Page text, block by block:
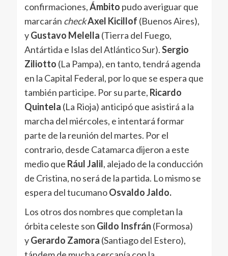
confirmaciones,Ámbito pudo averiguar que
marcarán checkAxel Kicillof (Buenos Aires),
yGustavo Melella (Tierra del Fuego,
Antártida e Islas del Atlántico Sur).Sergio
Ziliotto (La Pampa), en tanto, tendrá agenda
en la Capital Federal, por lo que se espera que
también participe. Por su parte, Ricardo
Quintela (La Rioja) anticipó que asistirá a la
marcha del miércoles, e intentará formar
parte de la reunión del martes. Por el
contrario, desde Catamarca dijeron a este
medio que Rául Jalil, alejado de la conducción
de Cristina, no será de la partida. Lo mismo se
espera del tucumanoOsvaldo Jaldo.
Los otros dos nombres que completan la
órbita celeste son Gildo Insfrán (Formosa)
yGerardo Zamora (Santiago del Estero),